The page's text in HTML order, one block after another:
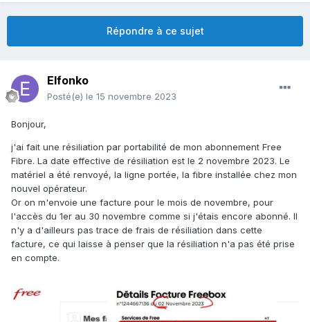
Répondre à ce sujet
Elfonko
Posté(e) le 15 novembre 2023
Bonjour,
j'ai fait une résiliation par portabilité de mon abonnement Free
Fibre. La date effective de résiliation est le 2 novembre 2023. Le
matériel a été renvoyé, la ligne portée, la fibre installée chez mon
nouvel opérateur.
Or on m'envoie une facture pour le mois de novembre, pour
l'accès du 1er au 30 novembre comme si j'étais encore abonné. Il
n'y a d'ailleurs pas trace de frais de résiliation dans cette
facture, ce qui laisse à penser que la résiliation n'a pas été prise
en compte.